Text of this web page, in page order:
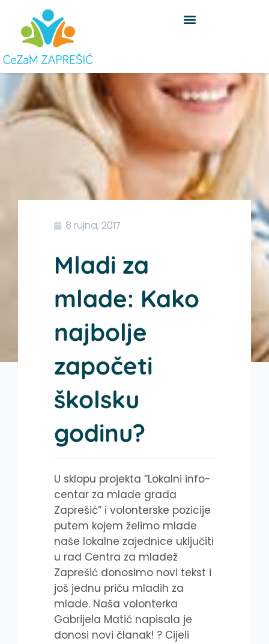
content
8 rujna, 2017
Mladi za
mlade: Kako
najbolje
započeti
školsku
godinu?
U sklopu projekta “Lokalni info-
centar za mlade grada
Zaprešić” i volonterske pozicije
putem kojem želimo mlade
naše lokalne zajednice uključiti
u rad Centra za mladež
Zaprešić donosimo novi tekst i
još jednu priču mladih za
mlade. Naša volonterka
Gabrijela Matić napisala je
donosi novi članak! ? Cijeli